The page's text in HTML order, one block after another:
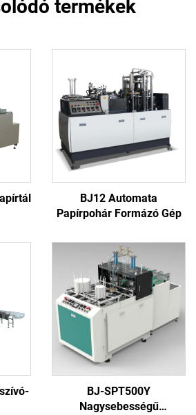
termékek
BJ12 Automata
Papírpohár Formázó Gép
BJ-SPT500Y
Nagysebességű